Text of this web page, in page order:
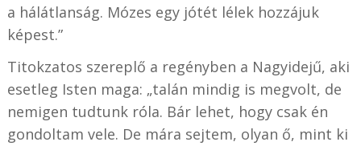
a hálátlanság. Mózes egy jótét lélek hozzájuk
képest.”
Titokzatos szereplő a regényben a Nagyidejű, aki
esetleg Isten maga: „talán mindig is megvolt, de
nemigen tudtunk róla. Bár lehet, hogy csak én
gondoltam vele. De mára sejtem, olyan ő, mint ki